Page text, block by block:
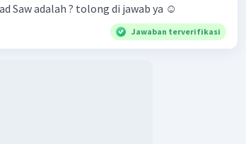
hewan peliharaan nabi Muhammad Saw adalah ? tolong di jawab ya ☺️
Jawaban terverifikasi